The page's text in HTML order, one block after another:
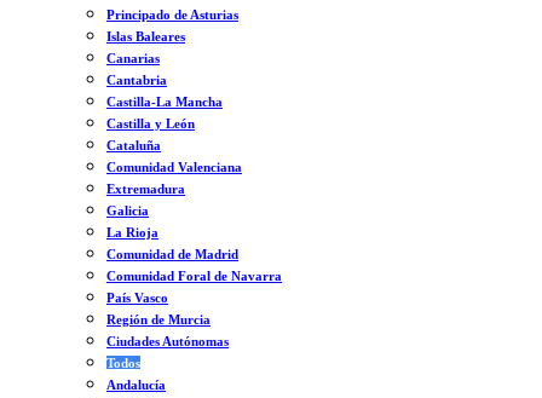
Principado de Asturias
Islas Baleares
Canarias
Cantabria
Castilla-La Mancha
Castilla y León
Cataluña
Comunidad Valenciana
Extremadura
Galicia
La Rioja
Comunidad de Madrid
Comunidad Foral de Navarra
País Vasco
Región de Murcia
Ciudades Autónomas
Todos
Andalucía